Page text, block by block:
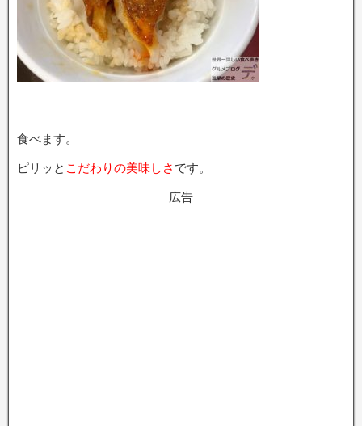
食べます。
ピリッと こだわりの美味しさ です。
広告